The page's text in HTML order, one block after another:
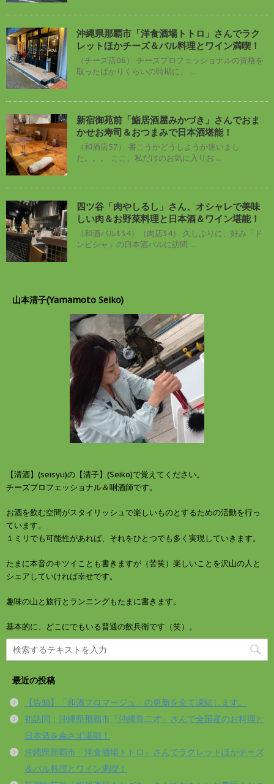
沖縄県那覇市「洋食酒場トトロ」さんでラク
レットほかチーズ＆バル料理とワイン満喫！
（チーズ店06） チーズプロフェッショナルの資格を
取ったばかりくらいの時期に、 ...
新宿御苑前「鮨居酒屋みかづき」さんでおま
かせお寿司＆おつまみで日本酒堪能！
（和酒店57） 書こうかどうしようか迷いまし
た。。。 ここ、私だけのお気に入りお ...
四ツ谷「肉やしるし」さん、オシャレで美味
しい肉＆お野菜料理と日本酒＆ワイン堪能！
（和酒バル134）（肉店34） 久しぶりに、好み「ド
ンピシャ」の日本酒バルに訪問 ...
山本清子(Yamamoto Seiko)
【清酒】(seisyu)の【清子】(Seiko)で覚えてください。
チーズプロフェッショナル＆唎酒師です。
お酒を飲む空間がスタイリッシュで楽しいものとするための活動を行っ
ています。
１ミリでも可能性があれば、それをひとつでも多く実現していきます。
たまに本音のキツイことも書きますが（苦笑）楽しいことを沢山の人と
シェアしていければ幸せです。
趣味の山と旅行とランニングもたまに書きます。
基本的に、どこにでもいる普通の飲兵衛です（笑）。
最近の投稿
【告知】「和酒フロマージュ」の更新を全て凍結します。
初訪問：沖縄県那覇市「沖縄青二才」さんで全国産のお料理と
日本酒を余さず堪能！
沖縄県那覇市「洋食酒場トトロ」さんでラクレットほかチーズ
＆バル料理とワイン満喫！